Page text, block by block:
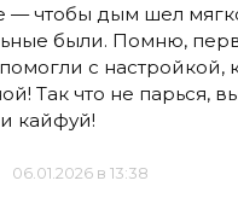
— чтобы дым шел
были. Помню,
с настройкой,
Так что не парься,
кайфуй!
06.01.2026 в 13:38